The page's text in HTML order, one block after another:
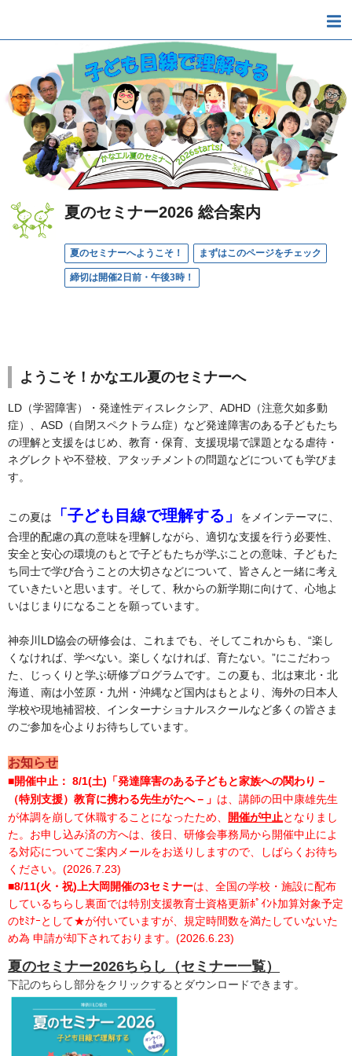
夏のセミナー2026 総合案内
夏のセミナーへようこそ！ まずはこのページをチェック
締切は開催2日前・午後3時！
ようこそ！かなエル夏のセミナーへ
LD（学習障害）・発達性ディスレクシア、ADHD（注意欠如多動
症）、ASD（自閉スペクトラム症）など発達障害のある子どもたち
の理解と支援をはじめ、教育・保育、支援現場で課題となる虐待・
ネグレクトや不登校、アタッチメントの問題などについても学びま
す。
この夏は 「子ども目線で理解する」
をメインテーマに、
合理的配慮の真の意味を理解しながら、適切な支援を行う必要性、
安全と安心の環境のもとで子どもたちが学ぶことの意味、子どもた
ち同士で学び合うことの大切さなどについて、皆さんと一緒に考え
ていきたいと思います。そして、秋からの新学期に向けて、心地よ
いはじまりになることを願っています。
神奈川LD協会の研修会は、これまでも、そしてこれからも、“楽し
くなければ、学べない。楽しくなければ、育たない。”にこだわっ
た、じっくりと学ぶ研修プログラムです。この夏も、北は東北・北
海道、南は小笠原・九州・沖縄など国内はもとより、海外の日本人
学校や現地補習校、インターナショナルスクールなど多くの皆さま
のご参加を心よりお待ちしています。
お知らせ
■開催中止： 8/1(土)「発達障害のある子どもと家族への関わり－
（特別支援）教育に携わる先生がたへ－」 は、講師の田中康雄先生
が体調を崩して休職することになったため、
開催が中止となりまし
た。お申し込み済の方へは、後日、研修会事務局から開催中止によ
る対応についてご案内メールをお送りしますので、しばらくお待ち
ください。(2026.7.23)
■8/11(火・祝)上大岡開催の3セミナーは、全国の学校・施設に配布
しているちらし裏面では特別支援教育士資格更新ﾎﾟｲﾝﾄ加算対象予定
のｾﾐﾅｰとして★が付いていますが、規定時間数を満たしていないた
め為 申請が却下されております。(2026.6.23)
夏のセミナー2026ちらし（セミナー一覧）
下記のちらし部分をクリックするとダウンロードできます。